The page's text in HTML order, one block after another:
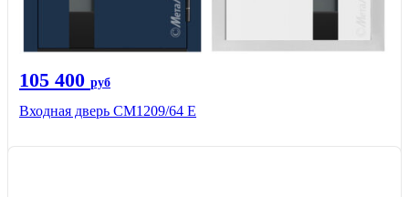
105 400 руб
Входная дверь CМ1209/64 Е